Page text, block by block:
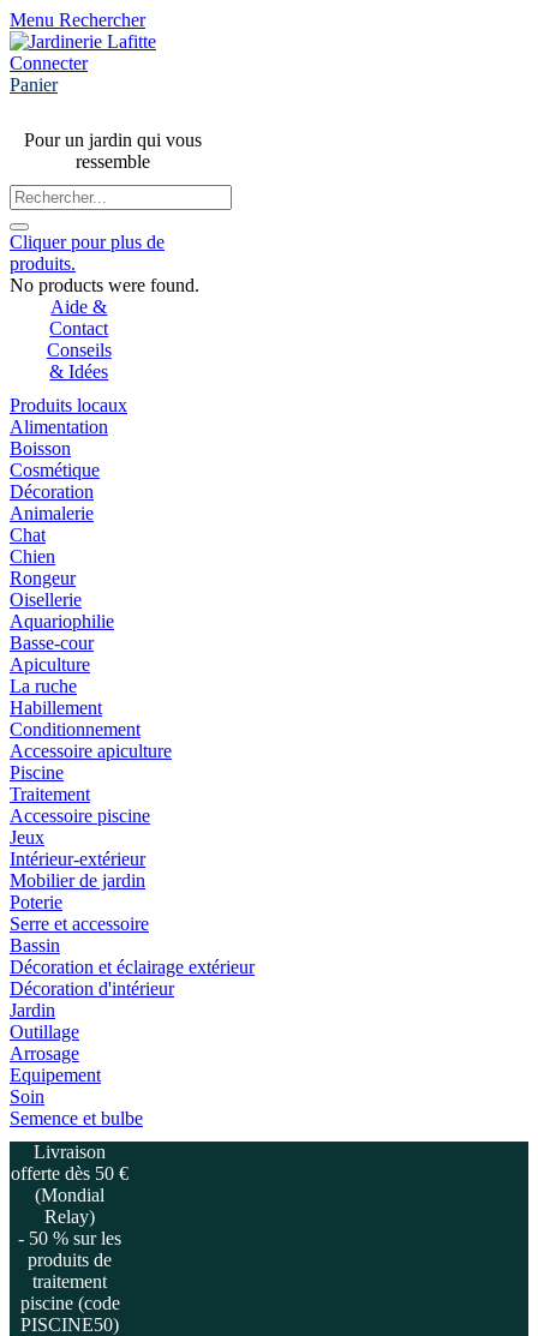
Menu Rechercher
Connecter
Panier
Pour un jardin qui vous
ressemble
Cliquer pour plus de
produits.
No products were found.
Aide &
Contact
Conseils
& Idées
Produits locaux
Alimentation
Boisson
Cosmétique
Décoration
Animalerie
Chat
Chien
Rongeur
Oisellerie
Aquariophilie
Basse-cour
Apiculture
La ruche
Habillement
Conditionnement
Accessoire apiculture
Piscine
Traitement
Accessoire piscine
Jeux
Intérieur-extérieur
Mobilier de jardin
Poterie
Serre et accessoire
Bassin
Décoration et éclairage extérieur
Décoration d'intérieur
Jardin
Outillage
Arrosage
Equipement
Soin
Semence et bulbe
Livraison
offerte dès 50 €
(Mondial
Relay)
- 50 % sur les
produits de
traitement
piscine (code
PISCINE50)